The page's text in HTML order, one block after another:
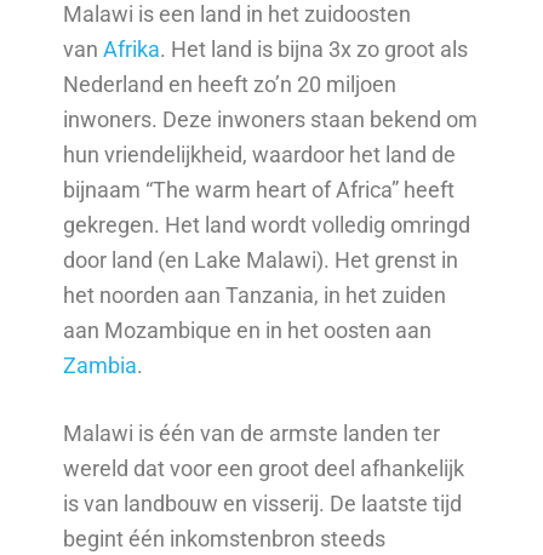
Malawi is een land in het zuidoosten
vanAfrika. Het land is bijna 3x zo groot als
Nederland en heeft zo’n 20 miljoen
inwoners. Deze inwoners staan bekend om
hun vriendelijkheid, waardoor het land de
bijnaam “The warm heart of Africa” heeft
gekregen. Het land wordt volledig omringd
door land (en Lake Malawi). Het grenst in
het noorden aan Tanzania, in het zuiden
aan Mozambique en in het oosten aan
Zambia.
Malawi is één van de armste landen ter
wereld dat voor een groot deel afhankelijk
is van landbouw en visserij. De laatste tijd
begint één inkomstenbron steeds